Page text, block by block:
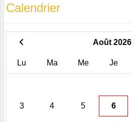
Calendrier
Août 2026
Lu Ma Me Je
3 4 5 6